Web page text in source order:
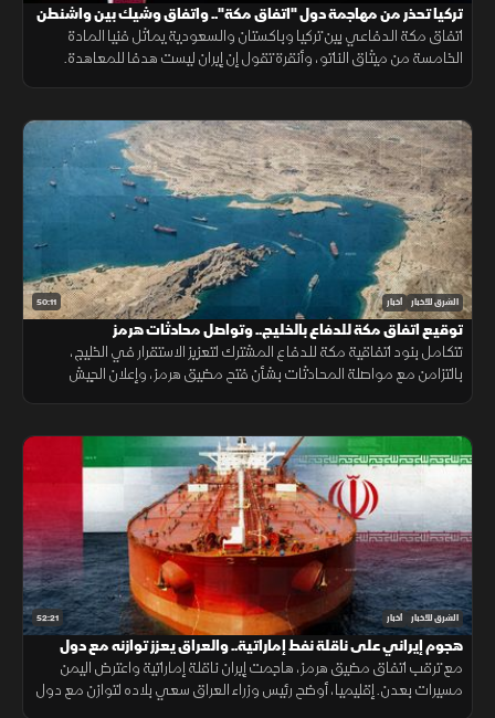
تركيا تحذر من مهاجمة دول "اتفاق مكة".. واتفاق وشيك بين واشنطن
وطهران
اتفاق مكة الدفاعي بين تركيا وباكستان والسعودية يماثل فنيا المادة
الخامسة من ميثاق الناتو، وأنقرة تقول إن إيران ليست هدفا للمعاهدة.
50:11 الشرق للأخبار أخبار
توقيع اتفاق مكة للدفاع بالخليج.. وتواصل محادثات هرمز
تتكامل بنود اتفاقية مكة للدفاع المشترك لتعزيز الاستقرار في الخليج،
بالتزامن مع مواصلة المحادثات بشأن فتح مضيق هرمز، وإعلان الجيش
52:21 الشرق للأخبار أخبار
هجوم إيراني على ناقلة نفط إماراتية.. والعراق يعزز توازنه مع دول
الجوار
مع ترقب اتفاق مضيق هرمز، هاجمت إيران ناقلة إماراتية واعترض اليمن
مسيرات بعدن. إقليميا، أوضح رئيس وزراء العراق سعي بلاده لتوازن مع دول